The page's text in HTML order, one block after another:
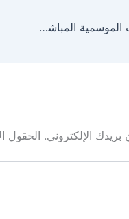
تدشين أولى الرحلات الموسمية المباشرة بين الأحساء وريزا التركية
الإلكتروني. الحقول